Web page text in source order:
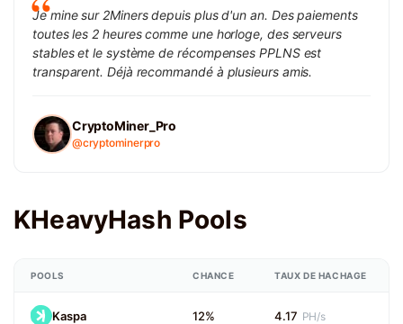
Je mine sur 2Miners depuis plus d'un an. Des paiements
toutes les 2 heures comme une horloge, des serveurs
stables et le système de récompenses PPLNS est
transparent. Déjà recommandé à plusieurs amis.
CryptoMiner_Pro
@cryptominerpro
KHeavyHash Pools
POOLS CHANCE TAUX DE HACHAGE
Kaspa 12% 4.17 PH/s